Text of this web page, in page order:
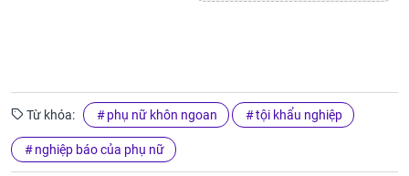
Từ khóa: phụ nữ khôn ngoan tội khẩu nghiệp
nghiệp báo của phụ nữ